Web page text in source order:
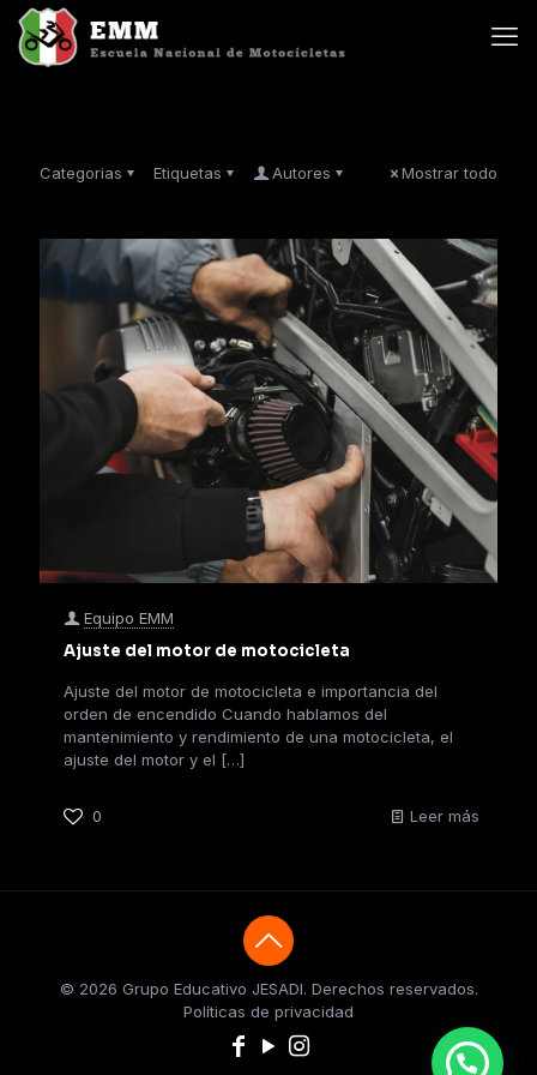
Categorias Etiquetas Autores Mostrar todo
Equipo EMM
Ajuste del motor de motocicleta
Ajuste del motor de motocicleta e importancia del
orden de encendido Cuando hablamos del
mantenimiento y rendimiento de una motocicleta, el
ajuste del motor y el […]
0 Leer más
© 2026 Grupo Educativo JESADI. Derechos reservados.
Políticas de privacidad